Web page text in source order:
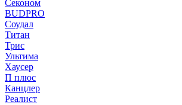
Секоном
BUDPRO
Соудал
Титан
Трис
Ультима
Хаусер
П плюс
Канцлер
Реалист